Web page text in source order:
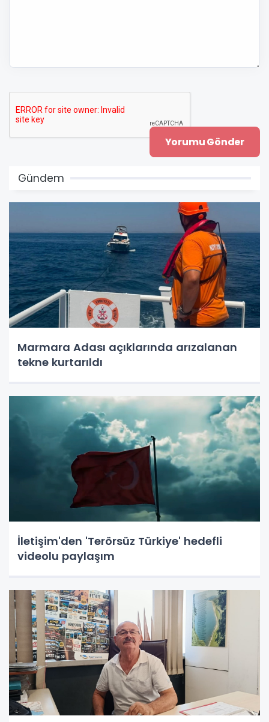
Gündem
Marmara Adası açıklarında arızalanan
tekne kurtarıldı
İletişim'den 'Terörsüz Türkiye' hedefli
videolu paylaşım